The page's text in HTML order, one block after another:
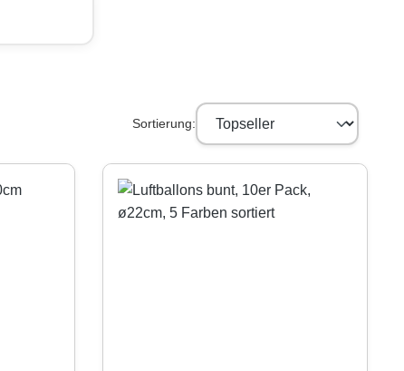
Sortierung: